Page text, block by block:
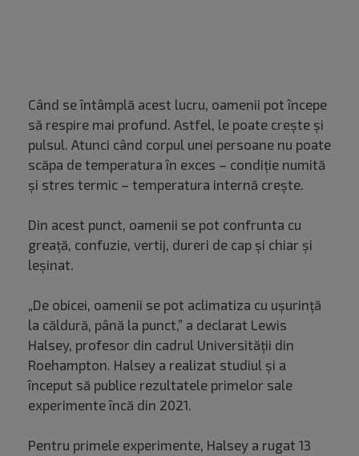
Când se întâmplă acest lucru, oamenii pot începe
să respire mai profund. Astfel, le poate crește și
pulsul. Atunci când corpul unei persoane nu poate
scăpa de temperatura în exces – condiție numită
și stres termic – temperatura internă crește.
Din acest punct, oamenii se pot confrunta cu
greață, confuzie, vertij, dureri de cap și chiar și
leșinat.
„De obicei, oamenii se pot aclimatiza cu ușurință
la căldură, până la punct,” a declarat Lewis
Halsey, profesor din cadrul Universității din
Roehampton. Halsey a realizat studiul și a
început să publice rezultatele primelor sale
experimente încă din 2021.
Pentru primele experimente, Halsey a rugat 13